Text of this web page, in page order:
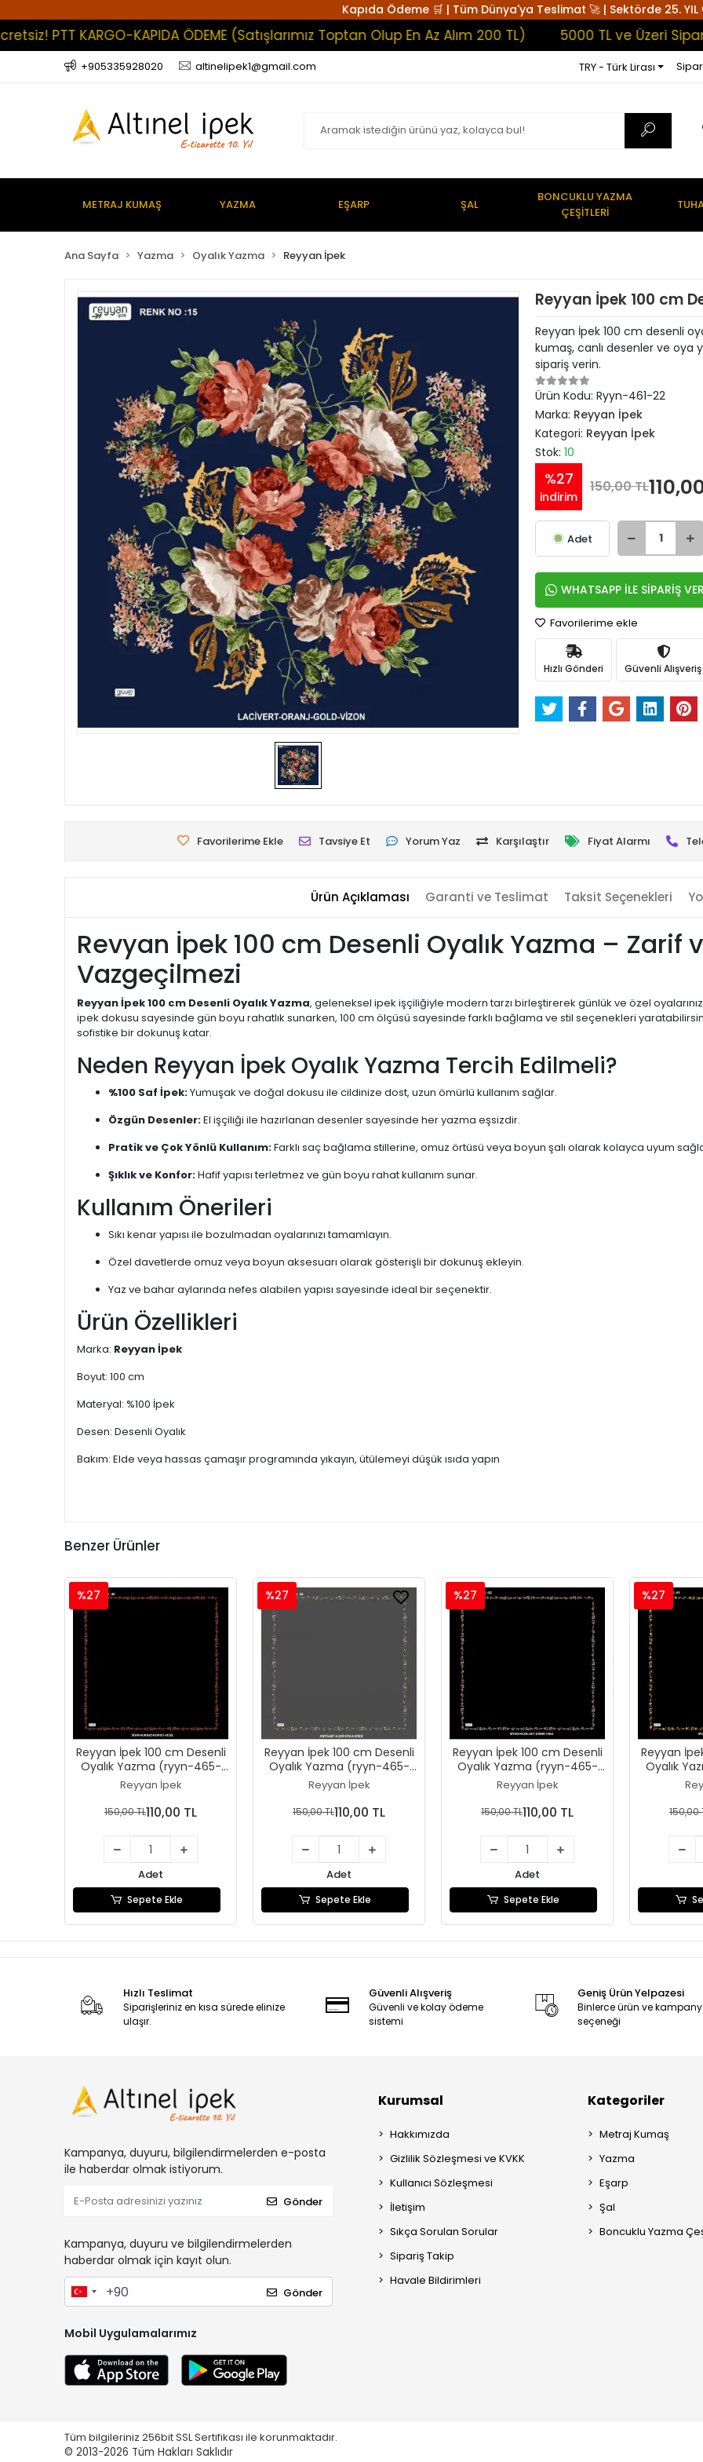
Kapıda Ödeme 🛒 | Tüm Dünya'ya Teslimat 🚀 | Sektörde 25. YIL
KARGO-KAPIDA ÖDEME (Satışlarımız Toptan Olup En Az Alım 200 TL) 5000 TL ve Üzeri
+905335928020 altinelipek1@gmail.com TRY - Türk Lirası
METRAJ KUMAŞ YAZMA EŞARP ŞAL
BONCUKLU YAZMA
ÇEŞİTLERİ
Ana Sayfa Yazma Oyalık Yazma Reyyan İpek
Reyyan İpek 100 cm
Reyyan İpek 100 cm desenli
kumaş, canlı desenler ve oya
sipariş verin.
Ürün Kodu: Ryyn-461-22
Marka: Reyyan İpek
Kategori: Reyyan İpek
Stok: 10
%27
indirim
150,00 TL
Adet
WHATSAPP İLE SİPARİŞ
Favorilerime ekle
Hızlı Gönderi Güvenli Alışveriş
Favorilerime Ekle Tavsiye Et Yorum Yaz Karşılaştır Fiyat Alarmı
Ürün Açıklaması Garanti ve Teslimat Taksit Seçenekleri
Revyan İpek 100 cm Desenli Oyalık Yazma – Zarif
Vazgeçilmezi
Reyyan İpek 100 cm Desenli Oyalık Yazma, geleneksel ipek işçiliğiyle modern tarzı birleştirerek günlük ve özel
ipek dokusu sayesinde gün boyu rahatlık sunarken, 100 cm ölçüsü sayesinde farklı bağlama ve stil seçenekleri
sofistike bir dokunuş katar.
Neden Reyyan İpek Oyalık Yazma Tercih Edilmeli?
%100 Saf İpek:Yumuşak ve doğal dokusu ile cildinize dost, uzun ömürlü kullanım sağlar.
Özgün Desenler:El işçiliği ile hazırlanan desenler sayesinde her yazma eşsizdir.
Pratik ve Çok Yönlü Kullanım:Farklı saç bağlama stillerine, omuz örtüsü veya boyun şalı olarak kolayca uyum
Şıklık ve Konfor:Hafif yapısı terletmez ve gün boyu rahat kullanım sunar.
Kullanım Önerileri
Sıkı kenar yapısı ile bozulmadan oyalarınızı tamamlayın.
Özel davetlerde omuz veya boyun aksesuarı olarak gösterişli bir dokunuş ekleyin.
Yaz ve bahar aylarında nefes alabilen yapısı sayesinde ideal bir seçenektir.
Ürün Özellikleri
Marka: Reyyan İpek
Boyut: 100 cm
Materyal: %100 İpek
Desen: Desenli Oyalık
Bakım: Elde veya hassas çamaşır programında yıkayın, ütülemeyi düşük ısıda yapın
Benzer Ürünler
Reyyan İpek 100 cm Desenli
Oyalık Yazma (ryyn-465-
27)
Reyyan İpek
%27
150,00 TL110,00 TL
Adet
Sepete Ekle
Reyyan İpek 100 cm Desenli
Oyalık Yazma (ryyn-465-
26)
Reyyan İpek
%27
150,00 TL110,00 TL
Adet
Sepete Ekle
Reyyan İpek 100 cm Desenli
Oyalık Yazma (ryyn-465-
25)
Reyyan İpek
%27
150,00 TL110,00 TL
Adet
Sepete Ekle
Reyyan
Oyalık
%27
150,00
Hızlı Teslimat
Siparişleriniz en kısa sürede elinize
ulaşır.
Güvenli Alışveriş
Güvenli ve kolay ödeme
sistemi
Geniş Ürün Yelpazesi
Binlerce ürün ve
seçeneği
Kampanya, duyuru, bilgilendirmelerden e-posta
ile haberdar olmak istiyorum.
Gönder
Kampanya, duyuru ve bilgilendirmelerden
haberdar olmak için kayıt olun.
Gönder
Mobil Uygulamalarımız
Kurumsal
Hakkımızda
Gizlilik Sözleşmesi ve KVKK
Kullanıcı Sözleşmesi
İletişim
Sıkça Sorulan Sorular
Sipariş Takip
Havale Bildirimleri
Kategoriler
Metraj Kumaş
Yazma
Eşarp
Şal
Boncuklu Yazma
Tüm bilgileriniz 256bit SSL Sertifikası ile korunmaktadır.
© 2013-2026 Tüm Hakları Saklıdır